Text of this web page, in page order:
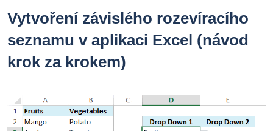
Vytvoření závislého rozevíracího
seznamu v aplikaci Excel (návod
krok za krokem)